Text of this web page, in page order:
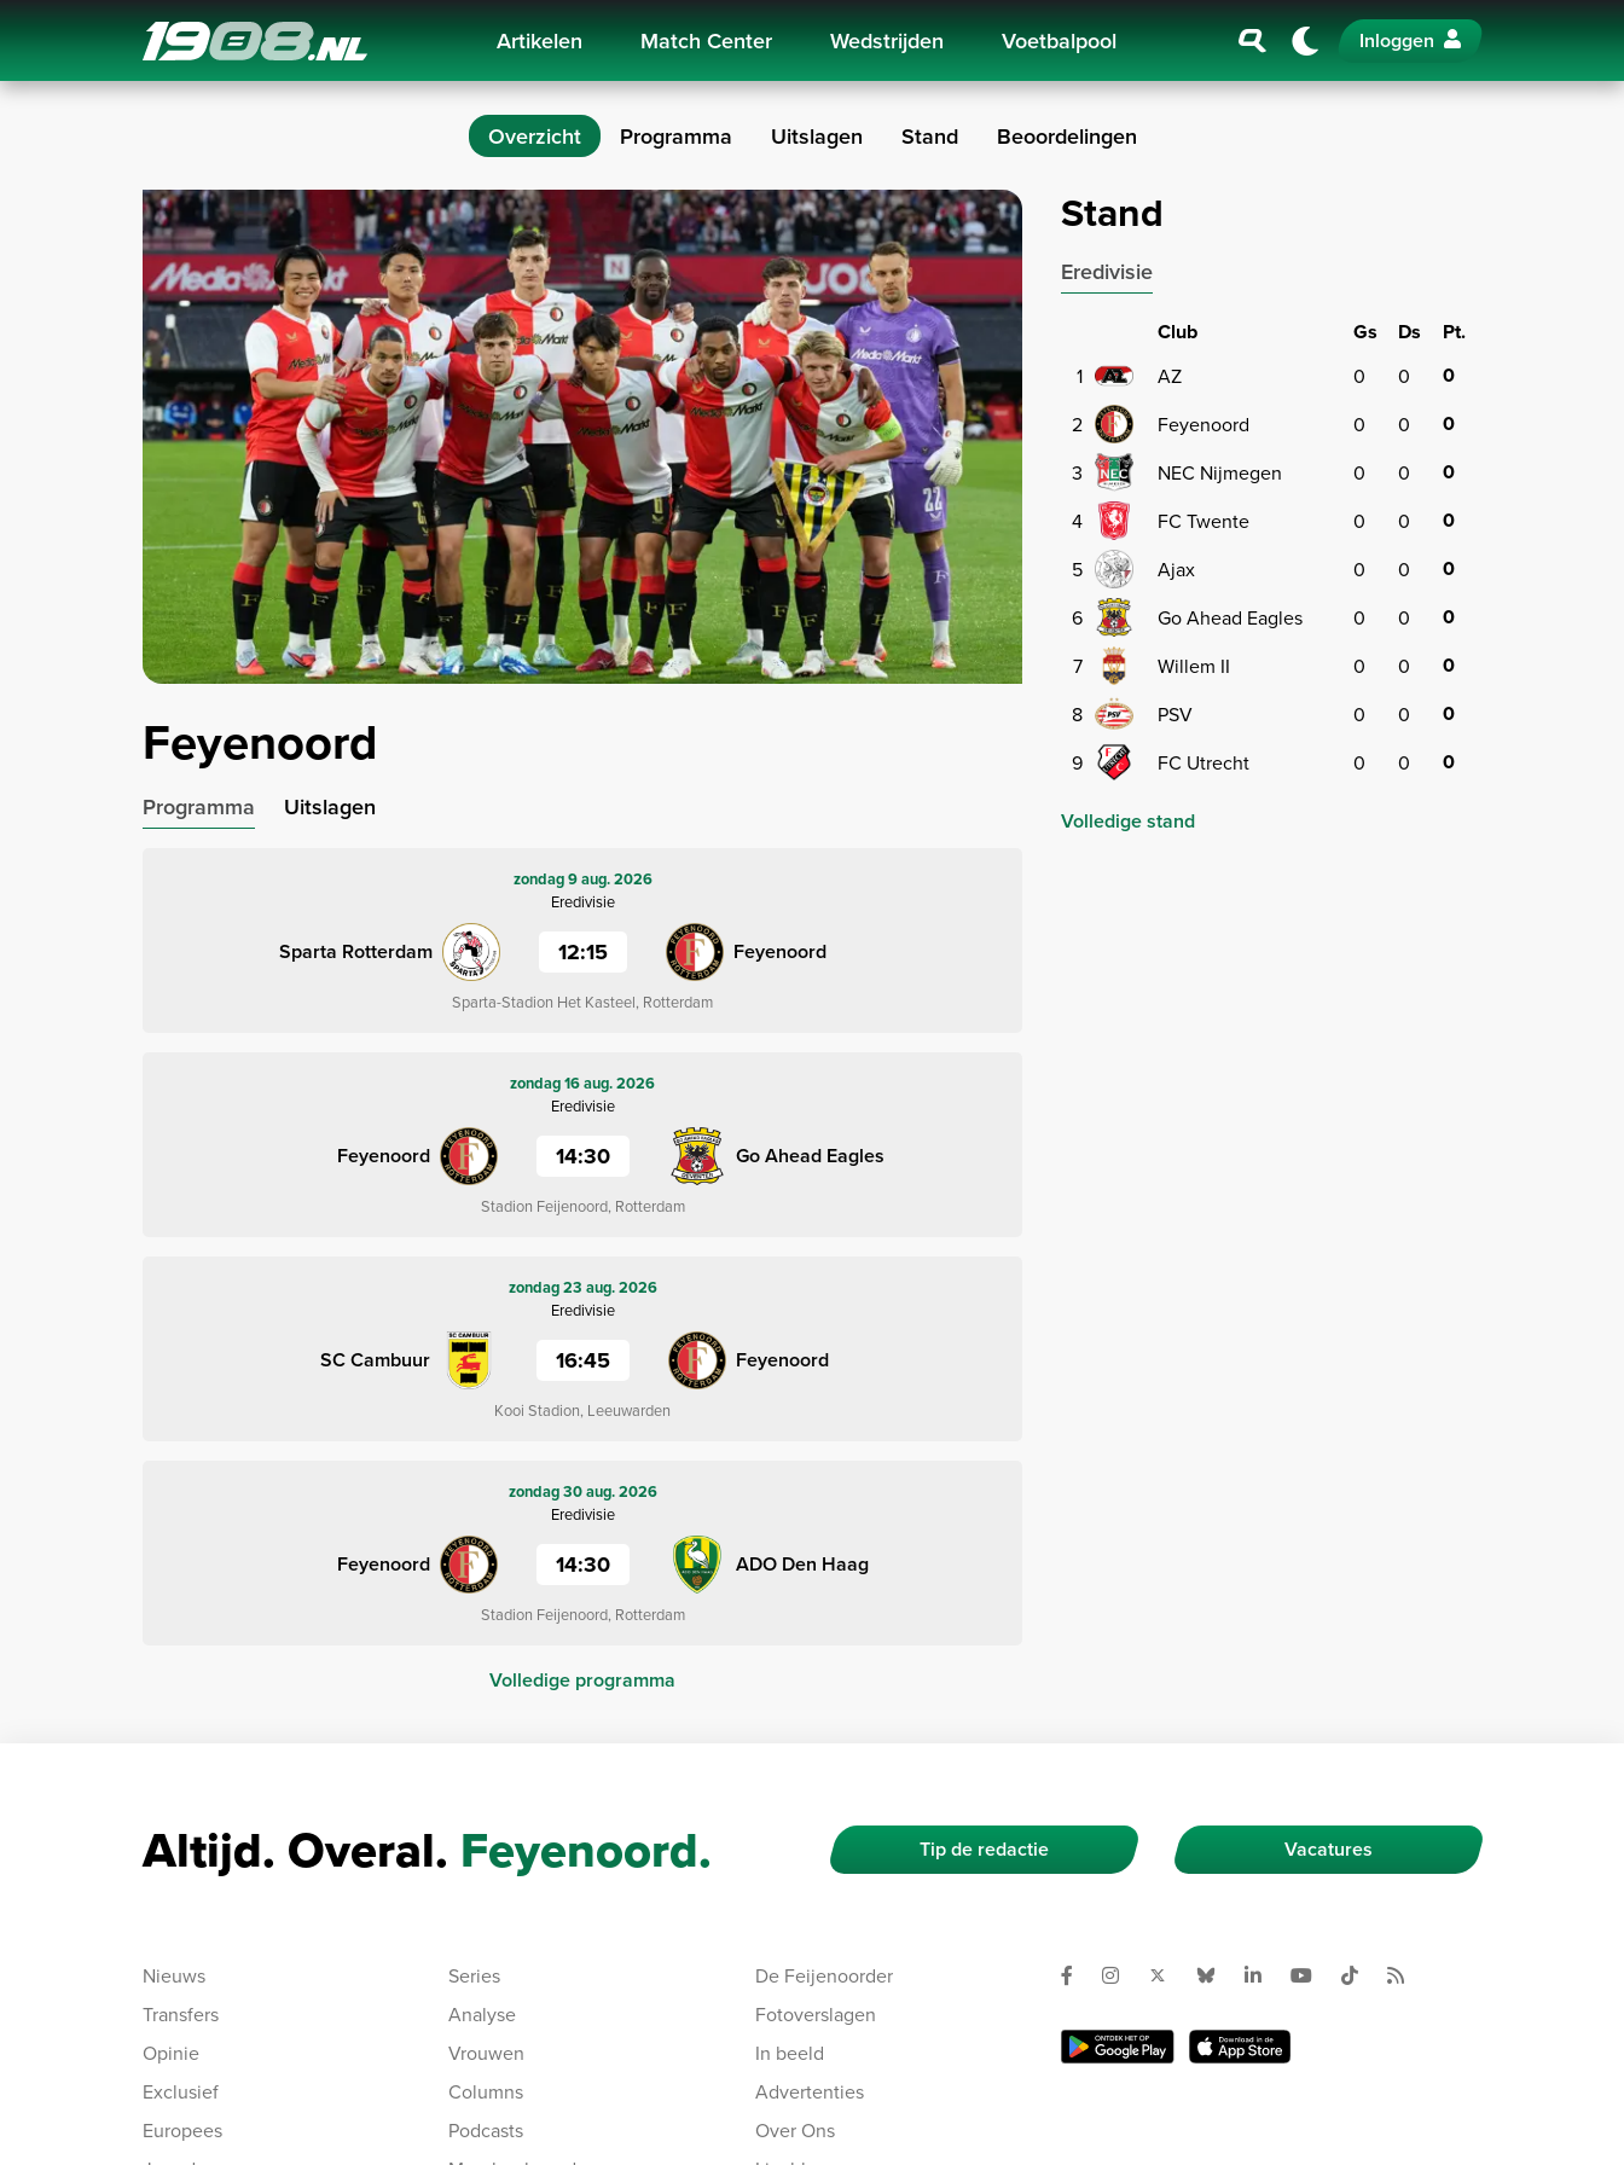
Navigation Artikelen Match Center Wedstrijden Voetbalpool Inloggen
Overzicht Programma Uitslagen Stand Beoordelingen
Feyenoord
Programma Uitslagen
zondag 9 aug. 2026
Eredivisie
Sparta Rotterdam 12:15 Feyenoord
Sparta-Stadion Het Kasteel, Rotterdam
zondag 16 aug. 2026
Eredivisie
Feyenoord 14:30 Go Ahead Eagles
Stadion Feijenoord, Rotterdam
zondag 23 aug. 2026
Eredivisie
SC Cambuur 16:45 Feyenoord
Kooi Stadion, Leeuwarden
zondag 30 aug. 2026
Eredivisie
Feyenoord 14:30 ADO Den Haag
Stadion Feijenoord, Rotterdam
Volledige programma
Stand
Eredivisie
Club Gs Ds Pt.
1 AZ 0 0 0
2 Feyenoord 0 0 0
3 NEC Nijmegen 0 0 0
4 FC Twente 0 0 0
5 Ajax 0 0 0
6 Go Ahead Eagles 0 0 0
7 Willem II 0 0 0
8 PSV 0 0 0
9 FC Utrecht 0 0 0
Volledige stand
Altijd. Overal. Feyenoord. Tip de redactie Vacatures
Nieuws
Transfers
Opinie
Exclusief
Europees
Series
Analyse
Vrouwen
Columns
Podcasts
De Feijenoorder
Fotoverslagen
In beeld
Advertenties
Over Ons